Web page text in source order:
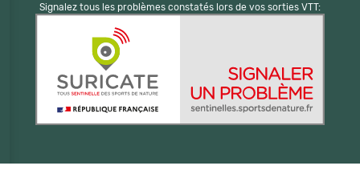
Signalez tous les problèmes constatés lors de vos sorties VTT: